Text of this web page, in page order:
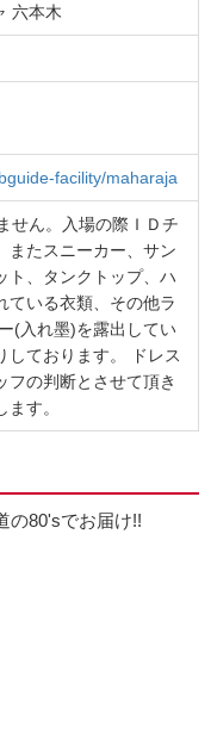
六本木
facility/maharaja
せん。入場の際ＩＤチ
またスニーカー、サン
ト、タンクトップ、ハ
ている衣類、その他ラ
(入れ墨)を露出してい
しております。 ドレス
フの判断とさせて頂き
す。
の80'sでお届け!!